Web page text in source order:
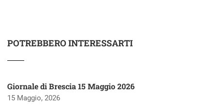
POTREBBERO INTERESSARTI
Giornale di Brescia 15 Maggio 2026
15 Maggio, 2026